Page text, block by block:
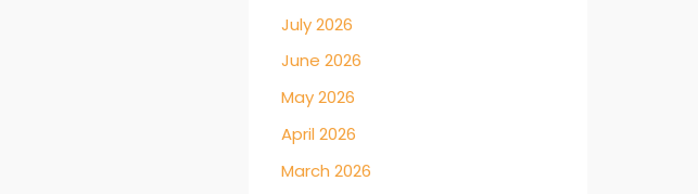
July 2026
June 2026
May 2026
April 2026
March 2026